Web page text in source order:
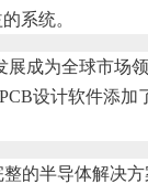
系统。
成为全球市场
设计软件添
的半导体解决